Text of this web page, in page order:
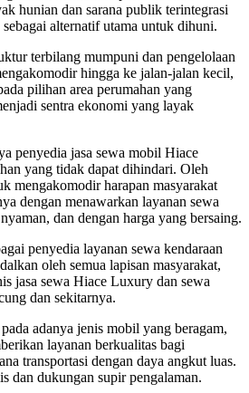
hunian dan sarana publik terintegrasi
alternatif utama untuk dihuni.
terbilang mumpuni dan pengelolaan
hingga ke jalan-jalan kecil,
pilihan area perumahan yang
sentra ekonomi yang layak
penyedia jasa sewa mobil Hiace
yang tidak dapat dihindari. Oleh
mengakomodir harapan masyarakat
dengan menawarkan layanan sewa
dan dengan harga yang bersaing.
penyedia layanan sewa kendaraan
oleh semua lapisan masyarakat,
jasa sewa Hiace Luxury dan sewa
dan sekitarnya.
adanya jenis mobil yang beragam,
layanan berkualitas bagi
transportasi dengan daya angkut luas.
dan dukungan supir pengalaman.